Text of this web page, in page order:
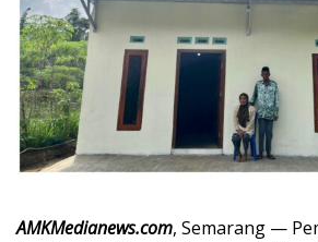
AMKMedianews.com, Semarang —